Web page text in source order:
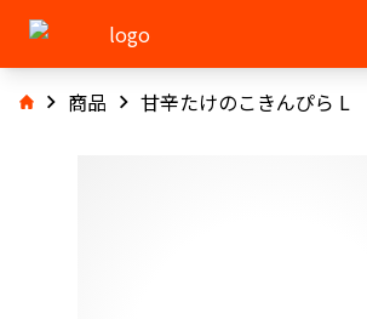
商品 甘辛たけのこきんぴら L